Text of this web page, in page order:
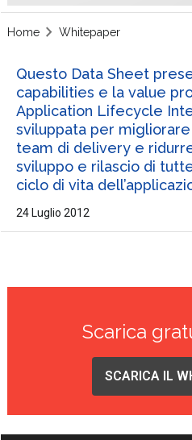
Home Whitepaper
Questo Data Sheet
capabilities e la value
Application Lifecycle
sviluppata per
team di delivery e
sviluppo e rilascio di
ciclo di vita
24 Luglio 2012
Scarica
SCARICA IL